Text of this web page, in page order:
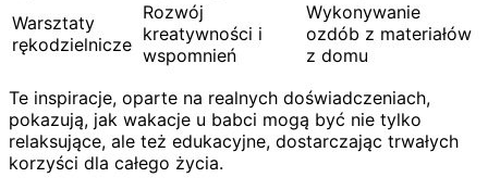
Warsztaty
rękodzielnicze
Rozwój
kreatywności i
wspomnień
Wykonywanie
ozdób z materiałów
z domu
Te inspiracje, oparte na realnych doświadczeniach,
pokazują, jak wakacje u babci mogą być nie tylko
relaksujące, ale też edukacyjne, dostarczając trwałych
korzyści dla całego życia.